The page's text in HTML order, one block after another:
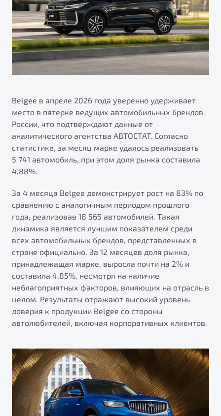
Яркий кроссовер
от 2 219 990 ₽*
S50
Элегантный и практичный седан
от 1 699 990 ₽*
Обзор В наличии
X70
Универсальный кроссовер
от 2 499 990 ₽*
Автокредит
Трейд-ин
Страхование
Расчет КАСКО
Узнайте о специальных выгодах при покупке
автомобиля Belgee
Подробно
Автомобили в наличии
Тест-драйв
Автокредит
Спецпредложения
ПОДДЕРЖКА
Гарантия Belgee
Belgee Линк
Belgee Клуб
Реферальная программа
Клиентская поддержка
Помощь на дорогах
Будьте еще более уверены на дорогах с программой
"Помощь на дорогах"
Преимущества программы
Запись на сервис
Калькулятор ТО
Клиентская поддержка
О дилерском центре
Правовая информация
Belgee в апреле 2026 года уверенно удерживает
место в пятерке ведущих автомобильных брендов
России, что подтверждают данные от
аналитического агентства АВТОСТАТ. Согласно
статистике, за месяц марке удалось реализовать
5 741 автомобиль, при этом доля рынка составила
4,88%.
За 4 месяца Belgee демонстрирует рост на 83% по
сравнению с аналогичным периодом прошлого
года, реализовав 18 565 автомобилей. Такая
динамика является лучшим показателем среди
всех автомобильных брендов, представленных в
стране официально. За 12 месяцев доля рынка,
принадлежащая марке, выросла почти на 2% и
составила 4,85%, несмотря на наличие
неблагоприятных факторов, влияющих на отрасль в
целом. Результаты отражают высокий уровень
доверия к продукции Belgee со стороны
автолюбителей, включая корпоративных клиентов.